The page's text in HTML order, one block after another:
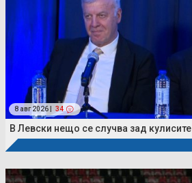
8 авг 2026 | 34
В Левски нещо се случва зад кулисите